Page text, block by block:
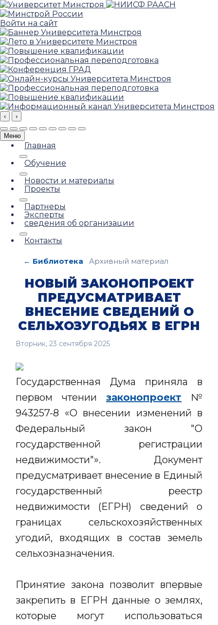
Войти на сайт
‹ ›
Меню
Главная
Обучение
Новости и материалы
Проекты
Партнеры
Эксперты
сведения об организации
Контакты
← Библиотека Архивный материал
НОВЫЙ ЗАКОНОПРОЕКТ
ПРЕДУСМАТРИВАЕТ
ВНЕСЕНИЕ СВЕДЕНИЙ О
СЕЛЬХОЗУГОДЬЯХ В ЕГРН
Вторник, 23 сентября 2025
Государственная Дума приняла в
первом чтении законопроект №
943257-8 «О внесении изменений в
Федеральный закон "О
государственной регистрации
недвижимости"». Документ
предусматривает внесение в Единый
государственный реестр
недвижимости (ЕГРН) сведений о
границах сельскохозяйственных
угодий, входящих в состав земель
сельхозназначения.
Принятие закона позволит впервые
закрепить в ЕГРН данные о землях,
которые могут использоваться